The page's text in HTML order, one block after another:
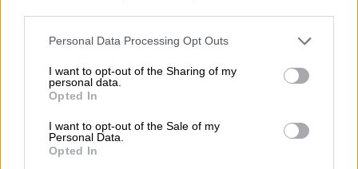
Please note that this website/app uses one or more Google
not limited to your visit or usage behaviour. You may click to
grant or deny consent to Google and its third-party tags to
use your data for below specified purposes in below Google
consent section.
Personal Data Processing Opt Outs
I want to opt-out of the Sharing of my
personal data.
Opted In
I want to opt-out of the Sale of my
Personal Data.
Opted In